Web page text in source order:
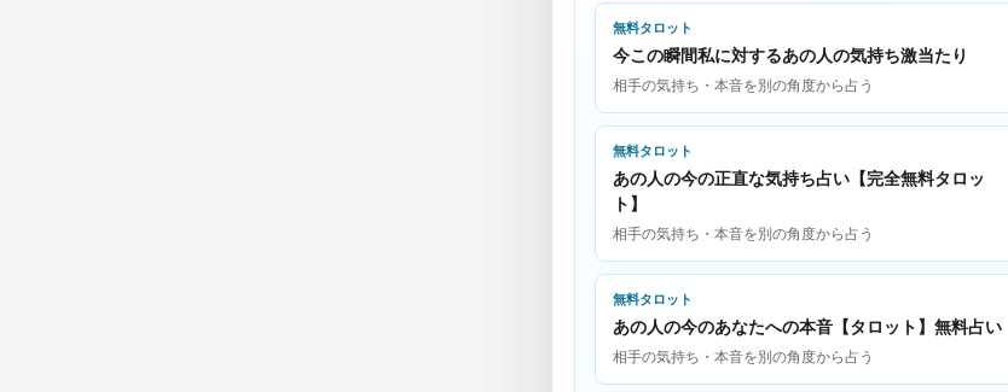
無料タロット
今この瞬間私に対するあの人の気持ち激当たり
相手の気持ち・本音を別の角度から占う
無料タロット
あの人の今の正直な気持ち占い【完全無料タロッ
ト】
相手の気持ち・本音を別の角度から占う
無料タロット
あの人の今のあなたへの本音【タロット】無料占い
相手の気持ち・本音を別の角度から占う